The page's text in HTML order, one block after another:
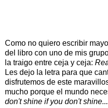
Como no quiero escribir
del libro con uno de mis
la traigo entre ceja y ceja:
Les dejo la letra para que
disfrutemos de este
mucho porque el mundo
don't shine if you don't shine...